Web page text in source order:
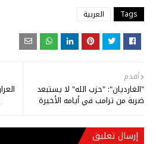
Tags العربية
أقدم
"الغارديان": "حزب الله" لا يستبعد
ضربة من ترامب في أيامه الأخيرة
إرسال تعليق